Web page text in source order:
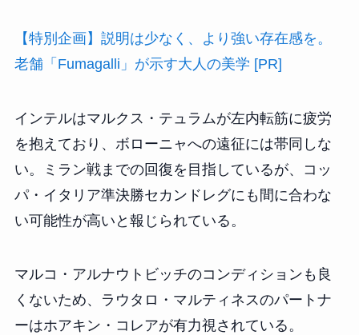
【特別企画】説明は少なく、より強い存在感を。
老舗「Fumagalli」が示す大人の美学 [PR]
インテルはマルクス・テュラムが左内転筋に疲労
を抱えており、ボローニャへの遠征には帯同しな
い。ミラン戦までの回復を目指しているが、コッ
パ・イタリア準決勝セカンドレグにも間に合わな
い可能性が高いと報じられている。
マルコ・アルナウトビッチのコンディションも良
くないため、ラウタロ・マルティネスのパートナ
ーはホアキン・コレアが有力視されている。